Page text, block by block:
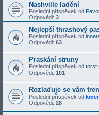
Nashville ladění
Poslední příspěvek od
Odpovědi: 3
Nejlepší thrashový
Poslední příspěvek od
Odpovědi: 63
Praskání struny
Poslední příspěvek od torst
Odpovědi: 101
Rozlaďuje se vám
Poslední příspěvek od
Odpovědi: 28